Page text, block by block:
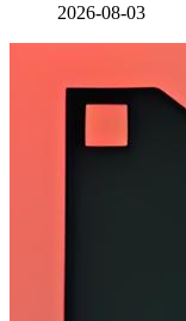
2026-08-03